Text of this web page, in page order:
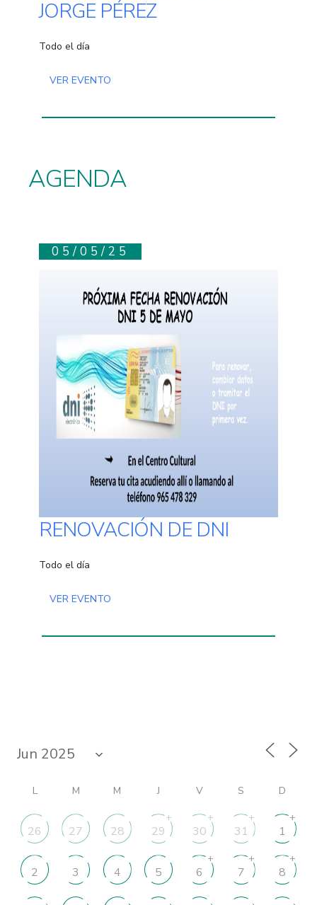
JORGE PÉREZ
Todo el día
VER EVENTO
AGENDA
05/05/25
RENOVACIÓN DE DNI
Todo el día
VER EVENTO
L M M J V S D
26 27 28 29
+
30
+
31
+
1
+
2 3 4 5 6
+
7
+
8
+